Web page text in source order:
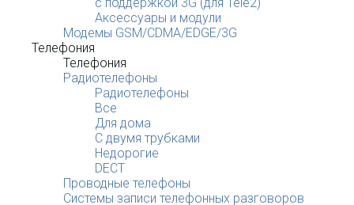
Аксессуары и модули
Модемы GSM/CDMA/EDGE/3G
Телефония
Телефония
Радиотелефоны
Радиотелефоны
Все
Для дома
С двумя трубками
Недорогие
DECT
Проводные телефоны
Системы записи телефонных разговоров